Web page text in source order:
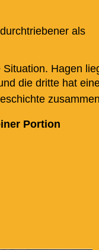
als
Hagen
die dritte hat
Portion